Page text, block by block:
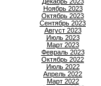
Ноябрь 2023
Октябрь 2023
Сентябрь 2023
Август 2023
Июль 2023
Март 2023
Февраль 2023
Октябрь 2022
Июль 2022
Апрель 2022
Март 2022